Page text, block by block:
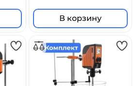
В корзину